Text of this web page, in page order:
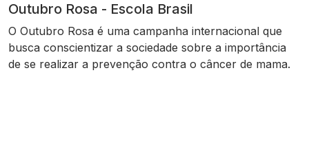
Outubro Rosa - Escola Brasil
O Outubro Rosa é uma campanha internacional que
busca conscientizar a sociedade sobre a importância
de se realizar a prevenção contra o câncer de mama.